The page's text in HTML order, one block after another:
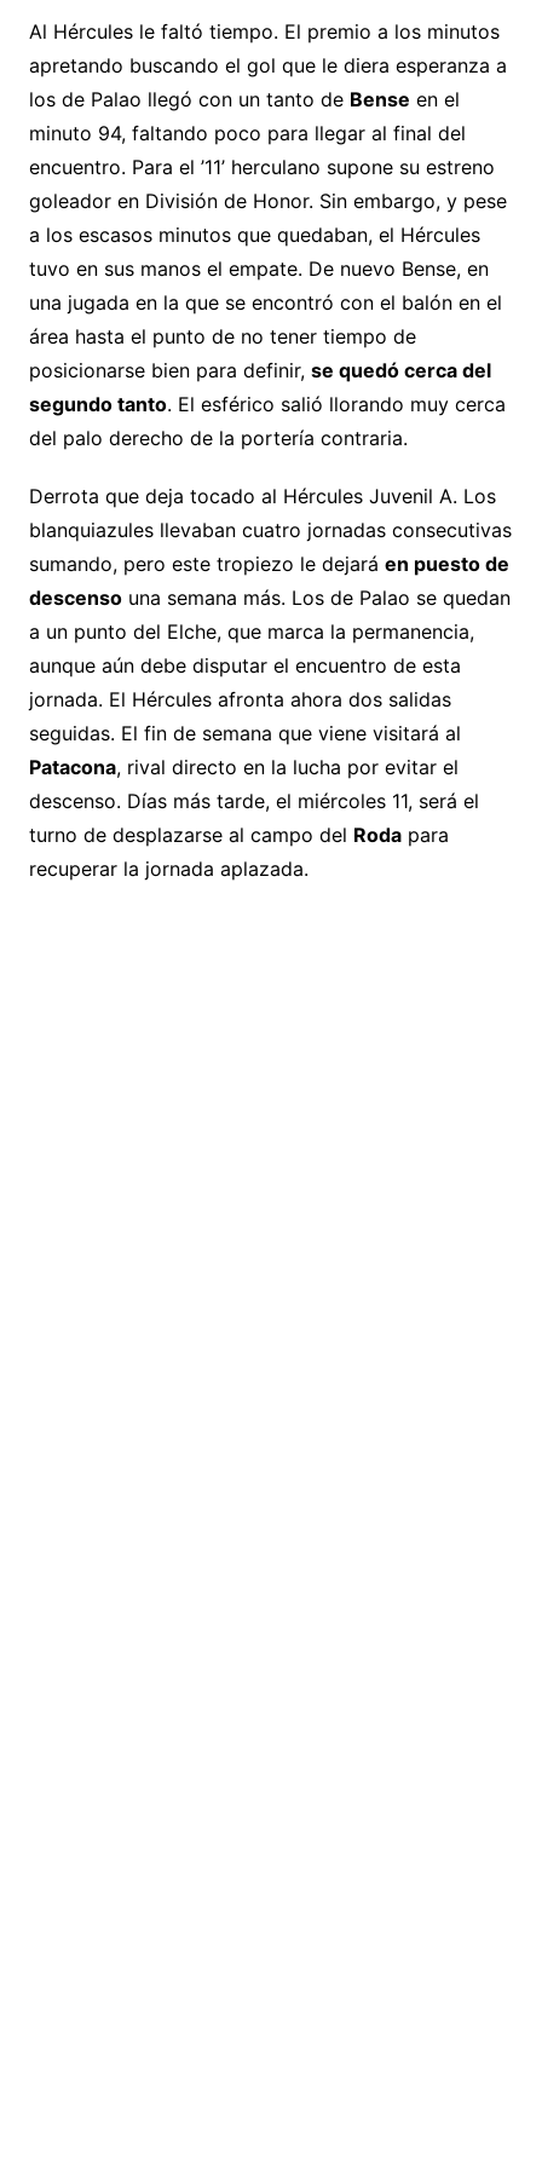
Al Hércules le faltó tiempo. El premio a los minutos
apretando buscando el gol que le diera esperanza a
los de Palao llegó con un tanto de Bense en el
minuto 94, faltando poco para llegar al final del
encuentro. Para el ’11’ herculano supone su estreno
goleador en División de Honor. Sin embargo, y pese
a los escasos minutos que quedaban, el Hércules
tuvo en sus manos el empate. De nuevo Bense, en
una jugada en la que se encontró con el balón en el
área hasta el punto de no tener tiempo de
posicionarse bien para definir, se quedó cerca del
segundo tanto. El esférico salió llorando muy cerca
del palo derecho de la portería contraria.
Derrota que deja tocado al Hércules Juvenil A. Los
blanquiazules llevaban cuatro jornadas consecutivas
sumando, pero este tropiezo le dejará en puesto de
descensouna semana más. Los de Palao se quedan
a un punto del Elche, que marca la permanencia,
aunque aún debe disputar el encuentro de esta
jornada. El Hércules afronta ahora dos salidas
seguidas. El fin de semana que viene visitará al
Patacona, rival directo en la lucha por evitar el
descenso. Días más tarde, el miércoles 11, será el
turno de desplazarse al campo del Rodapara
recuperar la jornada aplazada.